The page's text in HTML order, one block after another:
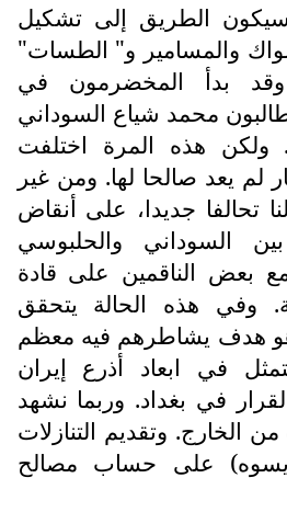
الطريق إلى تشكيل
والمسامير و" الطسات"
وقد بدأ المخضرمون في
محمد شياع السوداني
ولكن هذه المرة اختلفت
لم يعد صالحا لها. ومن غير
تحالفا جديدا، على أنقاض
بين السوداني والحلبوسي
بعض الناقمين على قادة
وفي هذه الحالة يتحقق
هدف يشاطرهم فيه معظم
في ابعاد أذرع إيران
في بغداد. وربما نشهد
الخارج. وتقديم التنازلات
يسوه) على حساب مصالح